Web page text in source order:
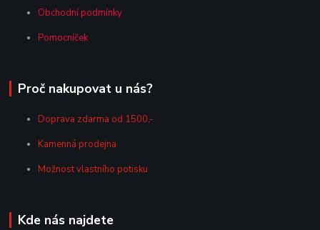
Obchodní podmínky
Pomocníček
Proč nakupovat u nás?
Doprava zdarma od 1500,-
Kamenná prodejna
Možnost vlastního potisku
Kde nás najdete